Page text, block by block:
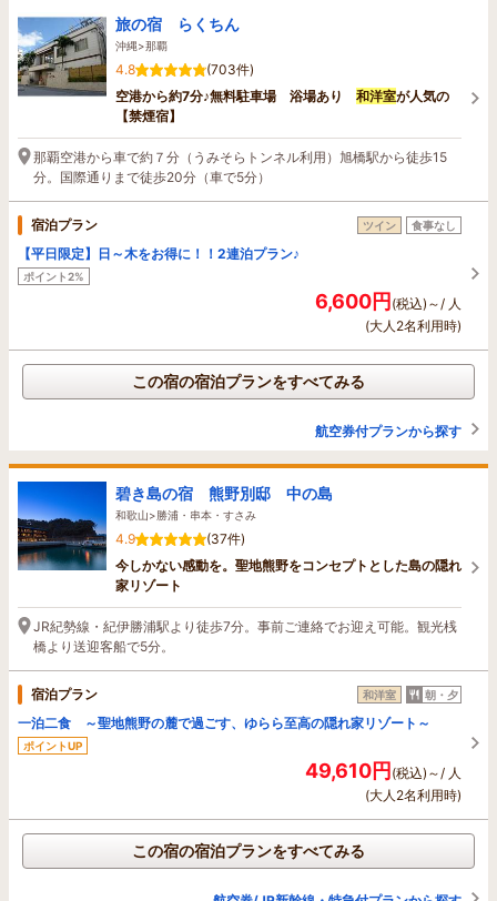
旅の宿 らくちん
沖縄>那覇
4.8
(703件)
空港から約7分♪無料駐車場 浴場あり 和洋室が人気の
【禁煙宿】
那覇空港から車で約７分（うみそらトンネル利用）旭橋駅から徒歩15
分。国際通りまで徒歩20分（車で5分）
宿泊プラン ツイン 食事なし
【平日限定】日～木をお得に！！2連泊プラン♪
ポイント2%
6,600円(税込)～/ 人
(大人2名利用時)
この宿の宿泊プランをすべてみる
航空券付プランから探す
碧き島の宿 熊野別邸 中の島
和歌山>勝浦・串本・すさみ
4.9
(37件)
今しかない感動を。聖地熊野をコンセプトとした島の隠れ
家リゾート
JR紀勢線・紀伊勝浦駅より徒歩7分。事前ご連絡でお迎え可能。観光桟
橋より送迎客船で5分。
宿泊プラン 和洋室 朝・夕
一泊二食 ～聖地熊野の麓で過ごす、ゆらら至高の隠れ家リゾート～
ポイントUP
49,610円(税込)～/ 人
(大人2名利用時)
この宿の宿泊プランをすべてみる